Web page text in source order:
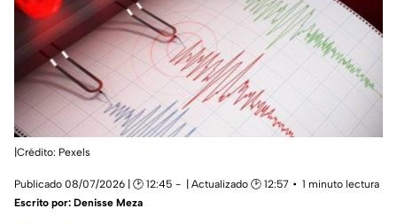
|Crédito: Pexels
Publicado 08/07/2026 | 🕑 12:45 | Actualizado 🕑 12:57
1 minuto lectura
Escrito por: Denisse Meza